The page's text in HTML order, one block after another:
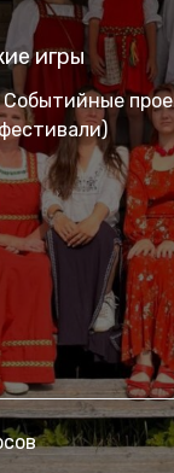
игры
Событийные